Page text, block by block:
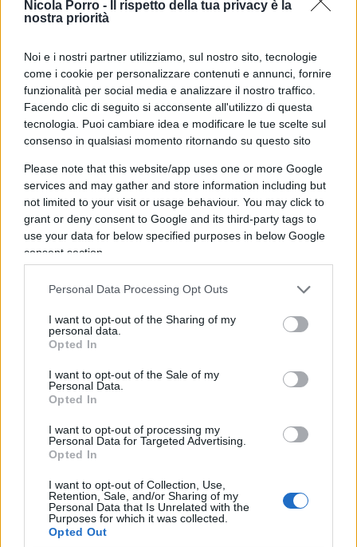
Nicola Porro -
Il rispetto della tua privacy è la
nostra priorità
Noi e i nostri partner utilizziamo, sul nostro sito, tecnologie
come i cookie per personalizzare contenuti e annunci, fornire
funzionalità per social media e analizzare il nostro traffico.
Facendo clic di seguito si acconsente all'utilizzo di questa
tecnologia. Puoi cambiare idea e modificare le tue scelte sul
consenso in qualsiasi momento ritornando su questo sito
Please note that this website/app uses one or more Google
services and may gather and store information including but
not limited to your visit or usage behaviour. You may click to
grant or deny consent to Google and its third-party tags to
use your data for below specified purposes in below Google
consent section.
Personal Data Processing Opt Outs
I want to opt-out of the Sharing of my
personal data.
Opted In
I want to opt-out of the Sale of my
Personal Data.
Opted In
I want to opt-out of processing my
Personal Data for Targeted Advertising.
Opted In
I want to opt-out of Collection, Use,
Retention, Sale, and/or Sharing of my
Personal Data that Is Unrelated with the
Purposes for which it was collected.
Opted Out
talmente fiacca che contro di essa marcia
ha scritto benissimoAlessandro Sallustisu
queste colonne, fanno i comodi loro e il
centrodestra è lì che guarda. E i virologi
altrettanto. Hanno dettato l’agenda e la politica
non ha il coraggio di assumersi una
responsabilità.
Non si può scrivere meglio di Michele Silenzi:
«Nell’era dei big data e della trasparenza, dove
sono i dati e le analisi statistiche che provano, in
la rigidità delle misure e la loro
incostituzionalità giustificata da uno stato
d’eccezione, l’effettiva efficacia (rispetto ai costi
economici, sociali, psicologici, relazionali) del
coprifuoco? È imperativo rispondere a questa
domanda. Se non si è in grado di rispondere in
modo chiarissimo e incontrovertibile significa che
dimostrano l’efficacia della misura, e questo è
sufficiente, in un mondo che dovrebbe essere
razionale e che si basa sulla scienza, a dimostrare